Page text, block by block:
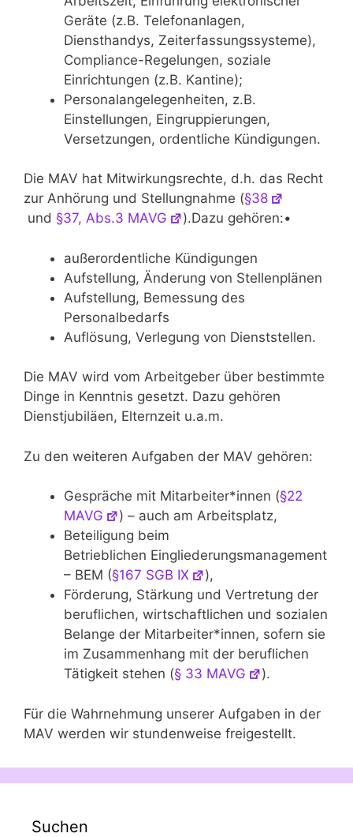
Geräte (z.B. Telefonanlagen,
Diensthandys, Zeiterfassungssysteme),
Compliance-Regelungen, soziale
Einrichtungen (z.B. Kantine);
Personalangelegenheiten, z.B.
Einstellungen, Eingruppierungen,
Versetzungen, ordentliche Kündigungen.
Die MAV hat Mitwirkungsrechte, d.h. das Recht
zur Anhörung und Stellungnahme (§38
und §37, Abs.3 MAVG ).Dazu gehören:•
außerordentliche Kündigungen
Aufstellung, Änderung von Stellenplänen
Aufstellung, Bemessung des
Personalbedarfs
Auflösung, Verlegung von Dienststellen.
Die MAV wird vom Arbeitgeber über bestimmte
Dinge in Kenntnis gesetzt. Dazu gehören
Dienstjubiläen, Elternzeit u.a.m.
Zu den weiteren Aufgaben der MAV gehören:
Gespräche mit Mitarbeiter*innen (§22
MAVG
) – auch am Arbeitsplatz,
Beteiligung beim
Betrieblichen Eingliederungsmanagement
– BEM (§167 SGB IX
),
Förderung, Stärkung und Vertretung der
beruflichen, wirtschaftlichen und sozialen
Belange der Mitarbeiter*innen, sofern sie
im Zusammenhang mit der beruflichen
Tätigkeit stehen (§ 33 MAVG ).
Für die Wahrnehmung unserer Aufgaben in der
MAV werden wir stundenweise freigestellt.
Suchen